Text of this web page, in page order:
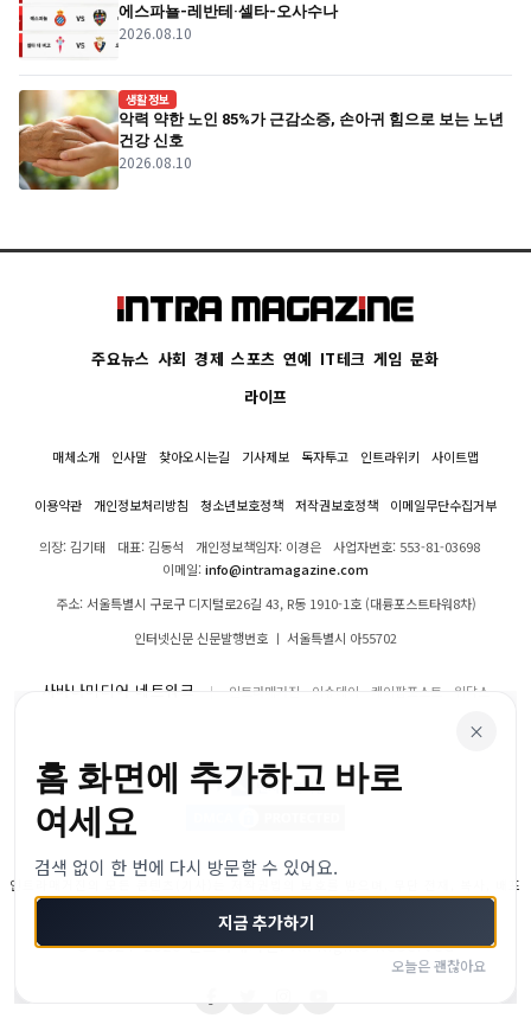
에스파뇰-레반테·셀타-오사수나
2026.08.10
생활정보
악력 약한 노인 85%가 근감소증, 손아귀 힘으로 보는 노년
건강 신호
2026.08.10
주요뉴스 사회 경제 스포츠 연예 IT테크 게임 문화
라이프
매체소개 인사말 찾아오시는길 기사제보 독자투고 인트라위키 사이트맵
이용약관 개인정보처리방침 청소년보호정책 저작권보호정책 이메일무단수집거부
의장: 김기태 대표: 김동석 개인정보책임자: 이경은
사업자번호: 553-81-03698
이메일:info@intramagazine.com
주소: 서울특별시 구로구 디지털로26길 43, R동 1910-1호 (대륭포스트타워8차)
인터넷신문 신문발행번호 ㅣ 서울특별시 아55702
사바나미디어 네트워크 인트라매거진 이슈데이 케이팝포스트 위닥스
인트라매거진의 모든 콘텐츠(기사)는 저작권법의 보호를 받으며, 무단 전재, 복사, 배포
© 2024–2026 인트라매거진. All Rights Reserved
×
홈 화면에 추가하고 바로
여세요
검색 없이 한 번에 다시 방문할 수 있어요.
지금 추가하기
오늘은 괜찮아요